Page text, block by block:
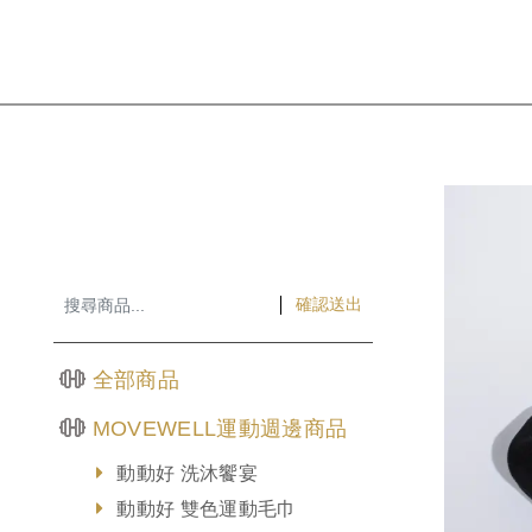
確認送出
全部商品
MOVEWELL運動週邊商品
動動好 洗沐饗宴
動動好 雙色運動毛巾